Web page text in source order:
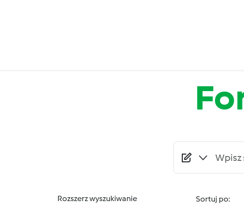
Rozszerz wyszukiwanie
Sortuj po: